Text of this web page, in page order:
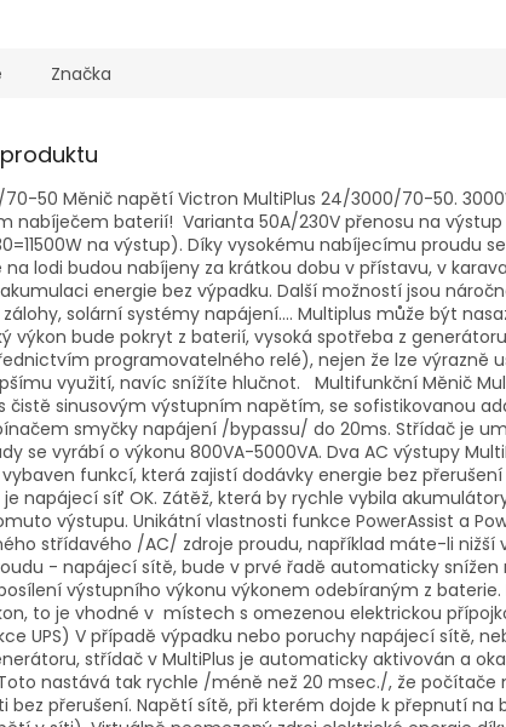
Značka
50 Měnič napětí Victron MultiPlus 24/3000/70-50.
nabíječem baterií! Varianta 50A/230V přenosu na
na výstup). Díky vysokému nabíjecímu proudu
lodi budou nabíjeny za krátkou dobu v přístavu, v
energie bez výpadku. Další možností jsou
solární systémy napájení.... Multiplus může být
výkon bude pokryt z baterií, vysoká spotřeba z
programovatelného relé), nejen že lze výrazně
využití, navíc snížíte hlučnot. Multifunkční Měnič
sinusovým výstupním napětím, se sofistikovanou
smyčky napájení /bypassu/ do 20ms. Střídač je
se vyrábí o výkonu 800VA-5000VA. Dva AC výstupy
funkcí, která zajistí dodávky energie bez
napájecí síť OK. Zátěž, která by rychle vybila
výstupu. Unikátní vlastnosti funkce PowerAssist a
střídavého /AC/ zdroje proudu, například máte-li nižší
- napájecí sítě, bude v prvé řadě automaticky
výstupního výkonu výkonem odebíraným z
to je vhodné v místech s omezenou elektrickou
UPS) V případě výpadku nebo poruchy napájecí sítě,
střídač v MultiPlus je automaticky aktivován a
nastává tak rychle /méně než 20 msec./, že počítače
bez přerušení. Napětí sítě, při kterém dojde k přepnutí